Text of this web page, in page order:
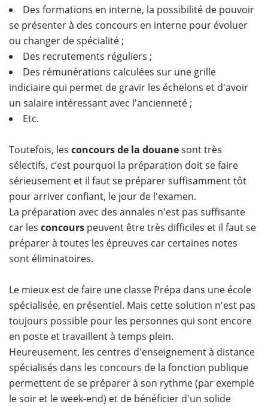
Des formations en interne, la possibilité de pouvoir
se présenter à des concours en interne pour évoluer
ou changer de spécialité ;
Des recrutements réguliers ;
Des rémunérations calculées sur une grille
indiciaire qui permet de gravir les échelons et d'avoir
un salaire intéressant avec l'ancienneté ;
Etc.
Toutefois, les concours de la douanesont très
sélectifs, c’est pourquoi la préparation doit se faire
sérieusement et il faut se préparer suffisamment tôt
pour arriver confiant, le jour de l'examen.
La préparation avec des annales n'est pas suffisante
car les concours peuvent être très difficiles et il faut se
préparer à toutes les épreuves car certaines notes
sont éliminatoires.
Le mieux est de faire une classe Prépa dans une école
spécialisée, en présentiel. Mais cette solution n'est pas
toujours possible pour les personnes qui sont encore
en poste et travaillent à temps plein.
Heureusement, les centres d'enseignement à distance
spécialisés dans les concours de la fonction publique
permettent de se préparer à son rythme (par exemple
le soir et le week-end) et de bénéficier d'un solide